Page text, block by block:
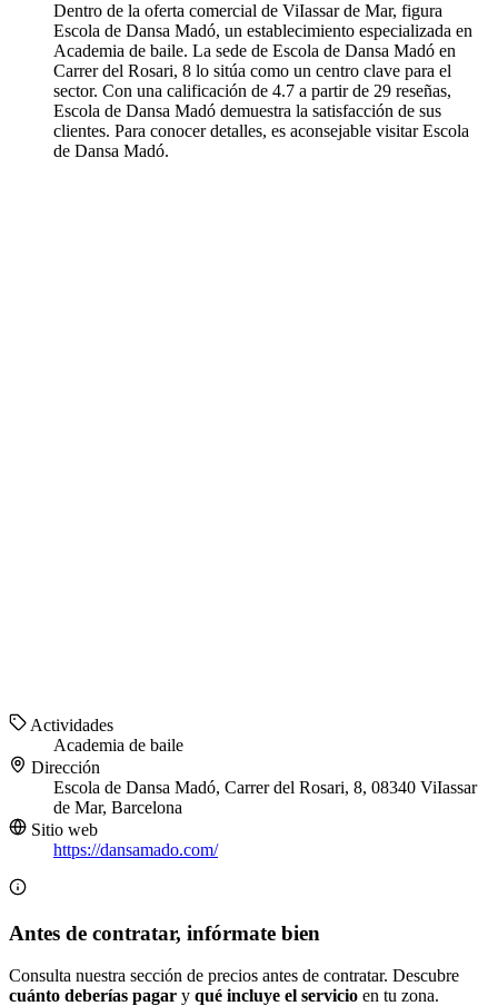
Dentro de la oferta comercial de ViIassar de Mar, figura
Escola de Dansa Madó, un establecimiento especializada en
Academia de baile. La sede de Escola de Dansa Madó en
Carrer del Rosari, 8 lo sitúa como un centro clave para el
sector. Con una calificación de 4.7 a partir de 29 reseñas,
Escola de Dansa Madó demuestra la satisfacción de sus
clientes. Para conocer detalles, es aconsejable visitar Escola
de Dansa Madó.
Actividades
Academia de baile
Dirección
Escola de Dansa Madó, Carrer del Rosari, 8, 08340 ViIassar
de Mar, Barcelona
Sitio web
https://dansamado.com/
Antes de contratar, infórmate bien
Consulta nuestra sección de precios antes de contratar. Descubre
cuánto deberías pagar y qué incluye el servicio en tu zona.